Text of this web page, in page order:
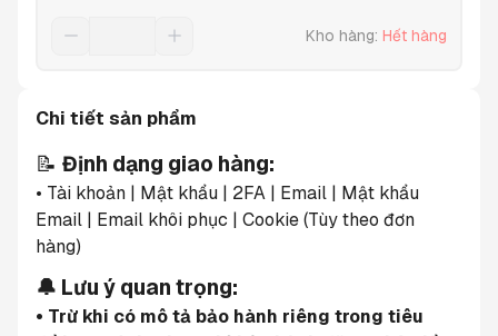
Kho hàng: Hết hàng
Chi tiết sản phẩm
📝 Định dạng giao hàng:
• Tài khoản | Mật khẩu | 2FA | Email | Mật khẩu
Email | Email khôi phục | Cookie (Tùy theo đơn
hàng)
🔔 Lưu ý quan trọng:
• Trừ khi có mô tả bảo hành riêng trong tiêu